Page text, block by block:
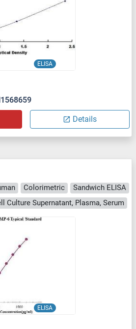
ELISA
Details
Colorimetric
Sandwich ELISA
Culture Supernatant, Plasma, Serum
ELISA